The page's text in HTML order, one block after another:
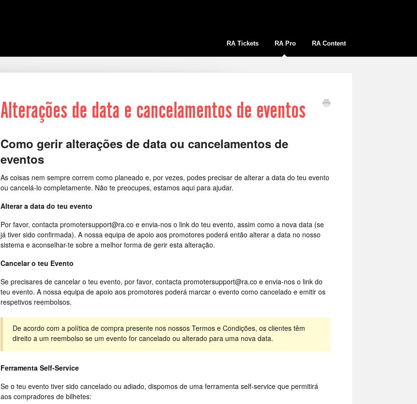
RA Tickets RA Pro RA Content
Alterações de data e cancelamentos de eventos
Como gerir alterações de data ou cancelamentos de
eventos
As coisas nem sempre correm como planeado e, por vezes, podes precisar de alterar a data do teu evento
ou cancelá-lo completamente. Não te preocupes, estamos aqui para ajudar.
Alterar a data do teu evento
Por favor, contacta promotersupport@ra.co e envia-nos o link do teu evento, assim como a nova data (se
já tiver sido confirmada). A nossa equipa de apoio aos promotores poderá então alterar a data no nosso
sistema e aconselhar-te sobre a melhor forma de gerir esta alteração.
Cancelar o teu Evento
Se precisares de cancelar o teu evento, por favor, contacta promotersupport@ra.co e envia-nos o link do
teu evento. A nossa equipa de apoio aos promotores poderá marcar o evento como cancelado e emitir os
respetivos reembolsos.
De acordo com a política de compra presente nos nossos Termos e Condições, os clientes têm
direito a um reembolso se um evento for cancelado ou alterado para uma nova data.
Ferramenta Self-Service
Se o teu evento tiver sido cancelado ou adiado, dispomos de uma ferramenta self-service que permitirá
aos compradores de bilhetes: